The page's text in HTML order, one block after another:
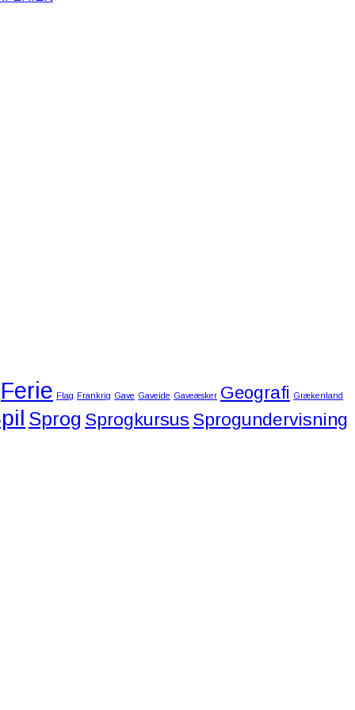
Ferie Flag Frankrig Gave Gaveide Gaveæsker Geografi Grækenland
Sprog Sprogkursus Sprogundervisning